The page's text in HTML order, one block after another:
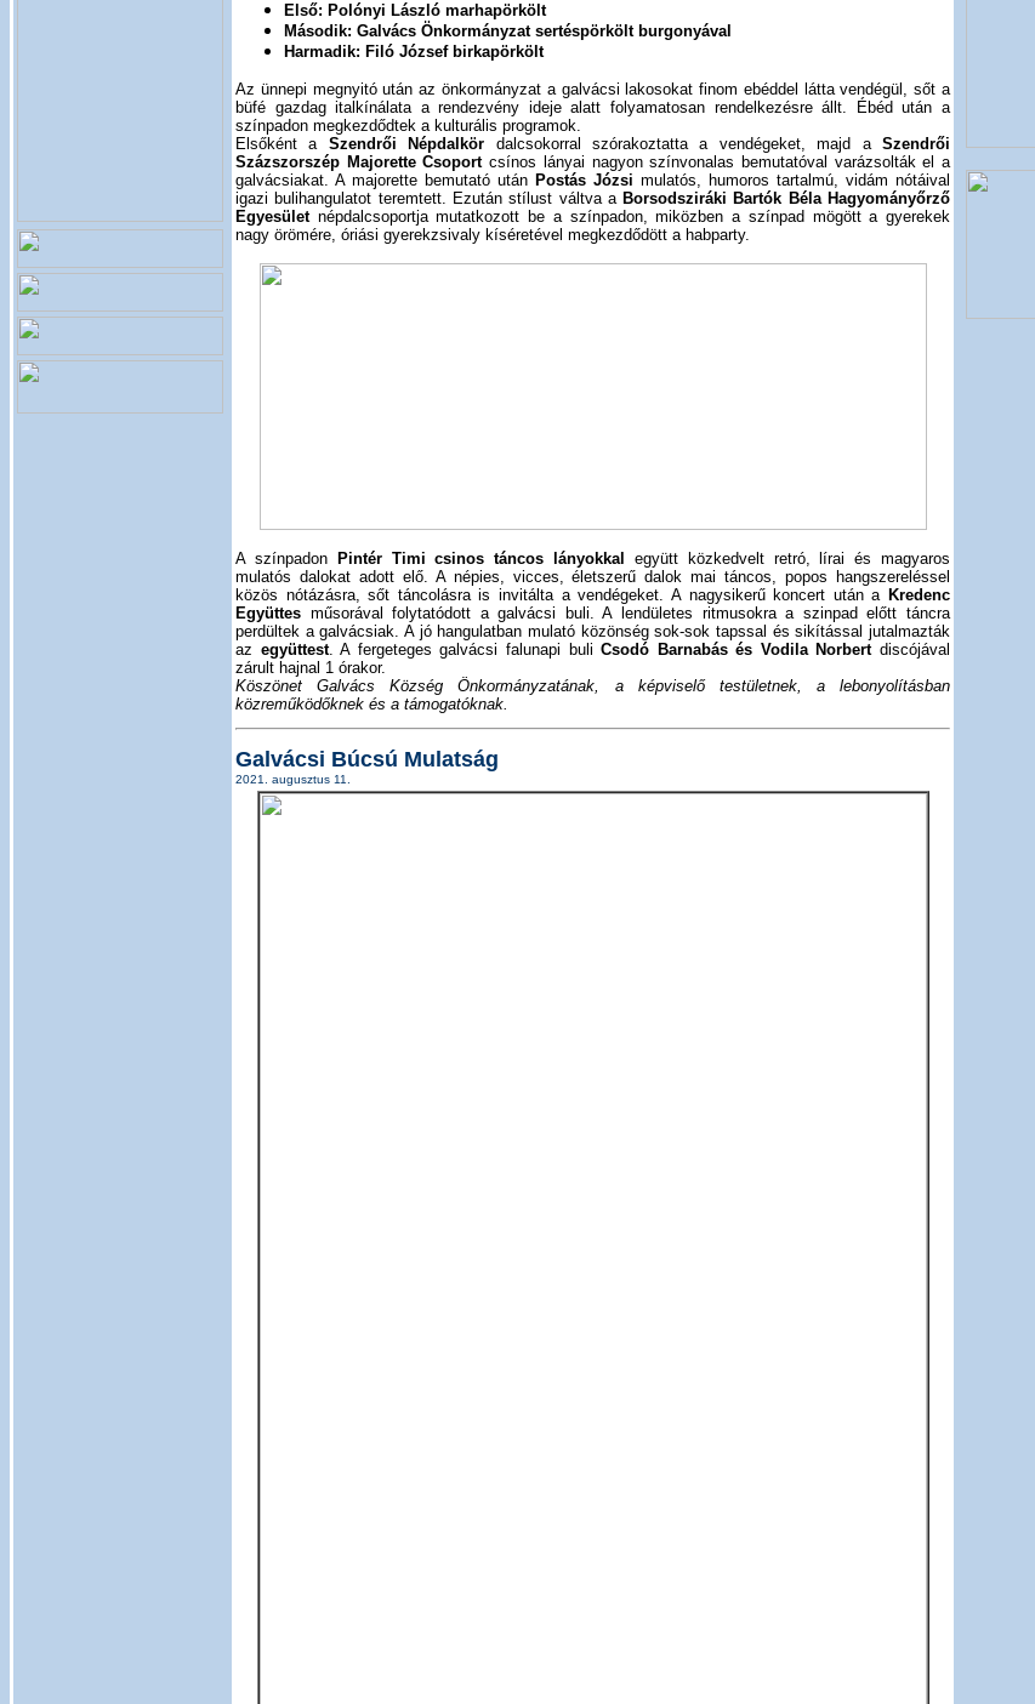
Első: Polónyi László marhapörkölt
Második: Galvács Önkormányzat sertéspörkölt burgonyával
Harmadik: Filó József birkapörkölt
Az ünnepi megnyitó után az önkormányzat a galvácsi lakosokat finom ebéddel látta vendégül, sőt a
büfé gazdag italkínálata a rendezvény ideje alatt folyamatosan rendelkezésre állt. Ébéd után a
színpadon megkezdődtek a kulturális programok.
Elsőként a Szendrői Népdalkör dalcsokorral szórakoztatta a vendégeket, majd aSzendrői
Százszorszép Majorette Csoportcsínos lányai nagyon színvonalas bemutatóval varázsolták el a
galvácsiakat. A majorette bemutató után Postás Józsi mulatós, humoros tartalmú, vidám nótáival
igazi bulihangulatot teremtett. Ezután stílust váltva a Borsodsziráki Bartók Béla Hagyományőrző
Egyesületnépdalcsoportja mutatkozott be a színpadon, miközben a színpad mögött a gyerekek
nagy örömére, óriási gyerekzsivaly kíséretével megkezdődött a habparty.
A színpadon Pintér Timi csinos táncos lányokkal
együtt közkedvelt retró, lírai és magyaros
mulatós dalokat adott elő. A népies, vicces, életszerű dalok mai táncos, popos hangszereléssel
közös nótázásra, sőt táncolásra is invitálta a vendégeket. A nagysikerű koncert után a Kredenc
Együttes műsorával folytatódott a galvácsi buli. A lendületes ritmusokra a szinpad előtt táncra
perdültek a galvácsiak. A jó hangulatban mulató közönség sok-sok tapssal és sikítással jutalmazták
az együttest. A fergeteges galvácsi falunapi buliCsodó Barnabás és Vodila Norbertdiscójával
zárult hajnal 1 órakor.
Köszönet Galvács Község Önkormányzatának, a képviselő testületnek, a lebonyolításban
közreműködőknek és a támogatóknak.
Galvácsi Búcsú Mulatság
2021. augusztus 11.